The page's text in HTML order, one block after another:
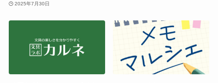
2025年7月30日